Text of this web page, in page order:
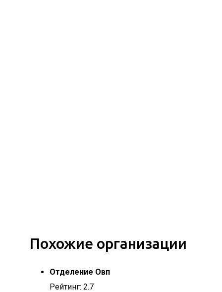
Похожие организации
Отделение Овп
Рейтинг: 2.7